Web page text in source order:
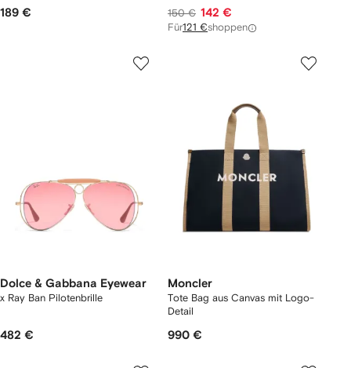
189 € 150 € 142 €
Für121 €shoppen
Dolce & Gabbana Eyewear
x Ray Ban Pilotenbrille
482 €
Moncler
Tote Bag aus Canvas mit Logo-
Detail
990 €